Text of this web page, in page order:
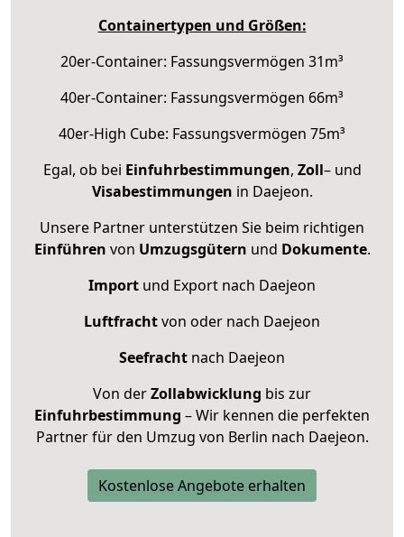
Containertypen und Größen:
20er-Container: Fassungsvermögen 31m³
40er-Container: Fassungsvermögen 66m³
40er-High Cube: Fassungsvermögen 75m³
Egal, ob bei Einfuhrbestimmungen, Zoll– und
Visabestimmungen in Daejeon.
Unsere Partner unterstützen Sie beim richtigen
Einführen von Umzugsgütern und Dokumente.
Import und Export nach Daejeon
Luftfrachtvon oder nach Daejeon
Seefracht nach Daejeon
Von derZollabwicklung bis zur
Einfuhrbestimmung – Wir kennen die perfekten
Partner für den Umzug von Berlin nach Daejeon.
Kostenlose Angebote erhalten